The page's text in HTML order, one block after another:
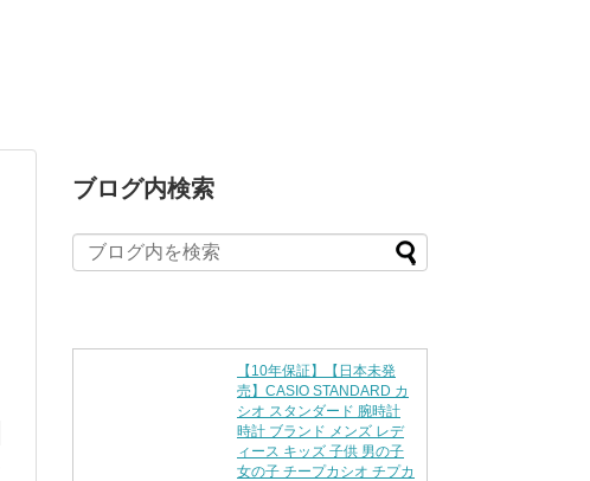
ブログ内検索
【10年保証】【日本未発
売】CASIO STANDARD カ
シオ スタンダード 腕時計
時計 ブランド メンズ レデ
ィース キッズ 子供 男の子
女の子 チープカシオ チプカ